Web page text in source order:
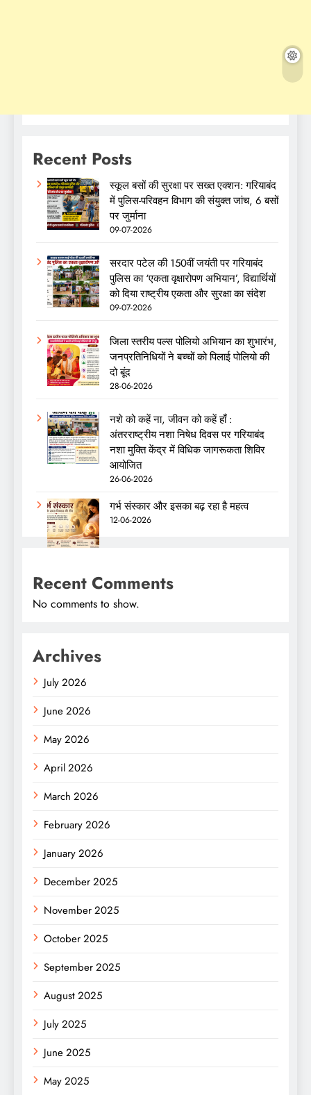
Recent Posts
स्कूल बसों की सुरक्षा पर सख्त एक्शन: गरियाबंद
में पुलिस-परिवहन विभाग की संयुक्त जांच, 6 बसों
पर जुर्माना
09-07-2026
सरदार पटेल की 150वीं जयंती पर गरियाबंद
पुलिस का ‘एकता वृक्षारोपण अभियान’, विद्यार्थियों
को दिया राष्ट्रीय एकता और सुरक्षा का संदेश
09-07-2026
जिला स्तरीय पल्स पोलियो अभियान का शुभारंभ,
जनप्रतिनिधियों ने बच्चों को पिलाई पोलियो की
दो बूंद
28-06-2026
नशे को कहें ना, जीवन को कहें हाँ :
अंतरराष्ट्रीय नशा निषेध दिवस पर गरियाबंद
नशा मुक्ति केंद्र में विधिक जागरूकता शिविर
आयोजित
26-06-2026
गर्भ संस्कार और इसका बढ़ रहा है महत्व
12-06-2026
Recent Comments
No comments to show.
Archives
July 2026
June 2026
May 2026
April 2026
March 2026
February 2026
January 2026
December 2025
November 2025
October 2025
September 2025
August 2025
July 2025
June 2025
May 2025